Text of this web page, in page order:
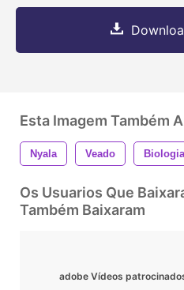
Esta Imagem Também
Nyala Veado Biologia
Os Usuarios Que
Também Baixaram
adobe Vídeos